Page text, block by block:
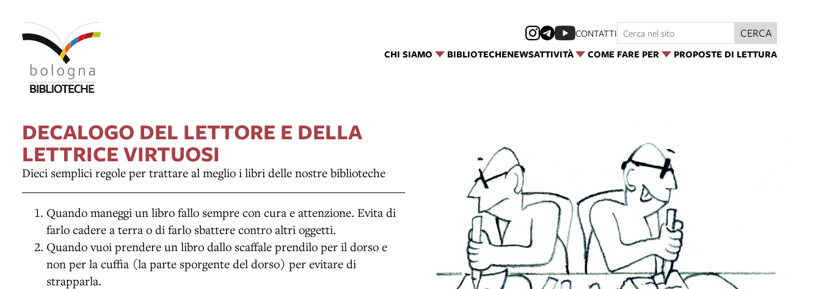
CHI SIAMO BIBLIOTECHENEWSATTIVITÀ COME FARE PER PROPOSTE DI LETTURA
CONTATTI CERCA
DECALOGO DEL LETTORE E DELLA
LETTRICE VIRTUOSI
Dieci semplici regole per trattare al meglio i libri delle nostre biblioteche
Quando maneggi un libro fallo sempre con cura e attenzione. Evita di
farlo cadere a terra o di farlo sbattere contro altri oggetti.
Quando vuoi prendere un libro dallo scaffale prendilo per il dorso e
non per la cuffia (la parte sporgente del dorso) per evitare di
strapparla.